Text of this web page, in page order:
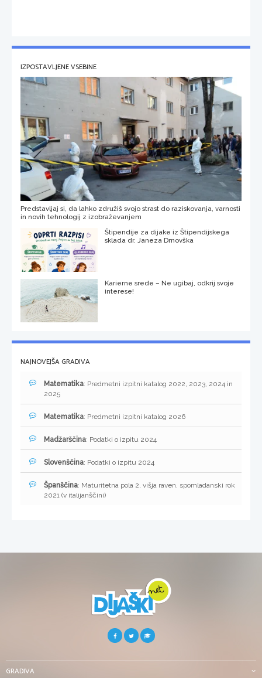
IZPOSTAVLJENE VSEBINE
Predstavljaj si, da lahko združiš svojo strast do raziskovanja, varnosti
in novih tehnologij z izobraževanjem
Štipendije za dijake iz Štipendijskega
sklada dr. Janeza Drnovška
Karierne srede – Ne ugibaj, odkrij svoje
interese!
NAJNOVEJŠA GRADIVA
Matematika: Predmetni izpitni katalog 2022, 2023, 2024 in
2025
Matematika: Predmetni izpitni katalog 2026
Madžarščina: Podatki o izpitu 2024
Slovenščina: Podatki o izpitu 2024
Španščina: Maturitetna pola 2, višja raven, spomladanski rok
2021 (v italijanščini)
GRADIVA